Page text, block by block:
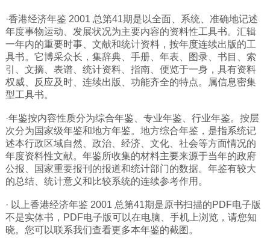
黑龙江
吉林
辽宁
河北
青海
新疆
天津
甘肃
陕西
·香港经济年鉴 2001 总第41期是以全面、系统、准确地记述
年度事物运动、发展状况为主要内容的资料性工具书。汇辑
一年内的重要时事、文献和统计资料，按年度连续出版的工
具书。它博采众长，集辞典、手册、年表、图录、书目、索
引、文摘、表谱、统计资料、指南、便览于一身，具有资料
权威、反应及时、连续出版、功能齐全的特点。属信息密集
型工具书。
·年鉴按内容性质分为综合年鉴、专业年鉴、行业年鉴。按层
次分为国家级年鉴和地方年鉴。地方综合年鉴，是指系统记
述本行政区域自然、政治、经济、文化、社会等方面情况的
年度资料性文献。年鉴所收集的材料主要来源于当年的政府
公报、国家重要报刊的报道和统计部门的数据。年鉴有较大
的总结、统计意义和比较系统的连续参考作用。
· 以上香港经济年鉴 2001 总第41期是原书扫描的PDF电子版
不是实体书，PDF电子版可以在电脑、手机上浏览，请您知
晓。您可以联系我们查看更多本年鉴的截图。